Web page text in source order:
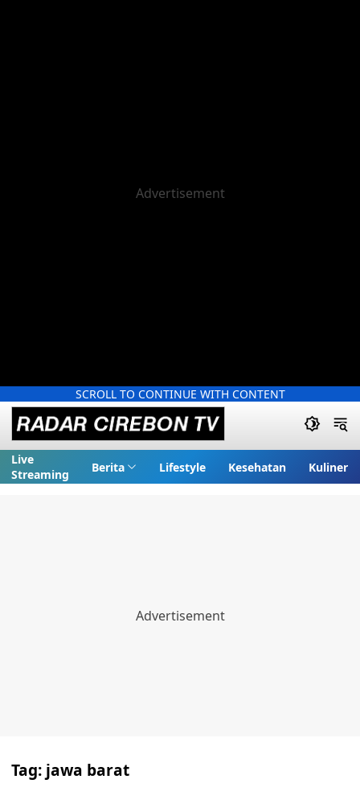
SCROLL TO CONTINUE WITH CONTENT
Live
Streaming
Berita Lifestyle Kesehatan Kuliner
Tag: jawa barat